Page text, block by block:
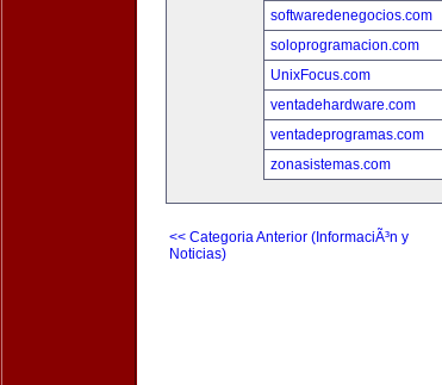
softwaredenegocios.com
soloprogramacion.com
UnixFocus.com
ventadehardware.com
ventadeprogramas.com
zonasistemas.com
<< Categoria Anterior (InformaciÃ³n y
Noticias)